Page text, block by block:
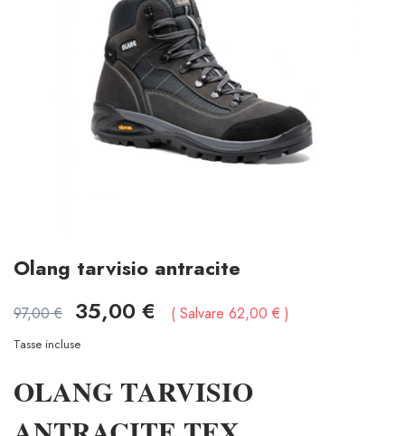
Olang tarvisio antracite
97,00 € 35,00 € Salvare 62,00 €
Tasse incluse
OLANG TARVISIO